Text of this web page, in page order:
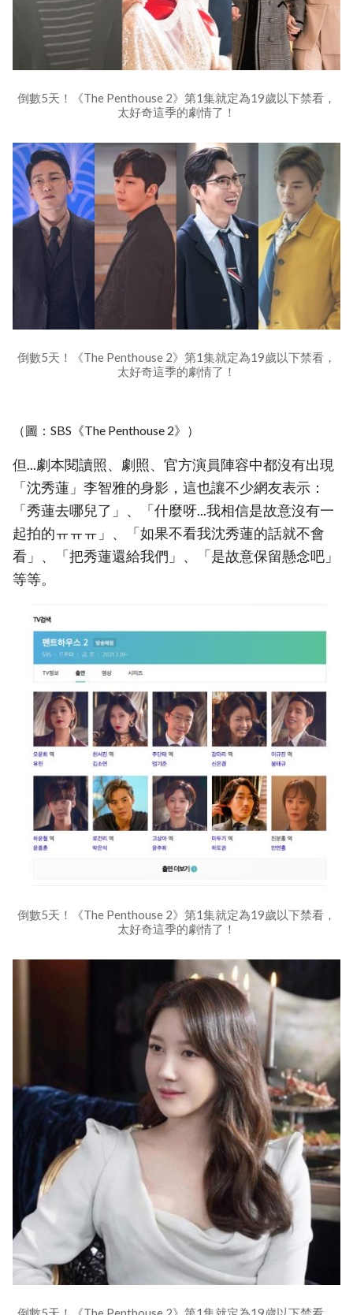
倒數5天！《The Penthouse 2》第1集就定為19歲以下禁看，
太好奇這季的劇情了！
倒數5天！《The Penthouse 2》第1集就定為19歲以下禁看，
太好奇這季的劇情了！
（圖：SBS《The Penthouse 2》）
但...劇本閱讀照、劇照、官方演員陣容中都沒有出現
「沈秀蓮」李智雅的身影，這也讓不少網友表示：
「秀蓮去哪兒了」、「什麼呀...我相信是故意沒有一
起拍的ㅠㅠㅠ」、「如果不看我沈秀蓮的話就不會
看」、「把秀蓮還給我們」、「是故意保留懸念吧」
等等。
倒數5天！《The Penthouse 2》第1集就定為19歲以下禁看，
太好奇這季的劇情了！